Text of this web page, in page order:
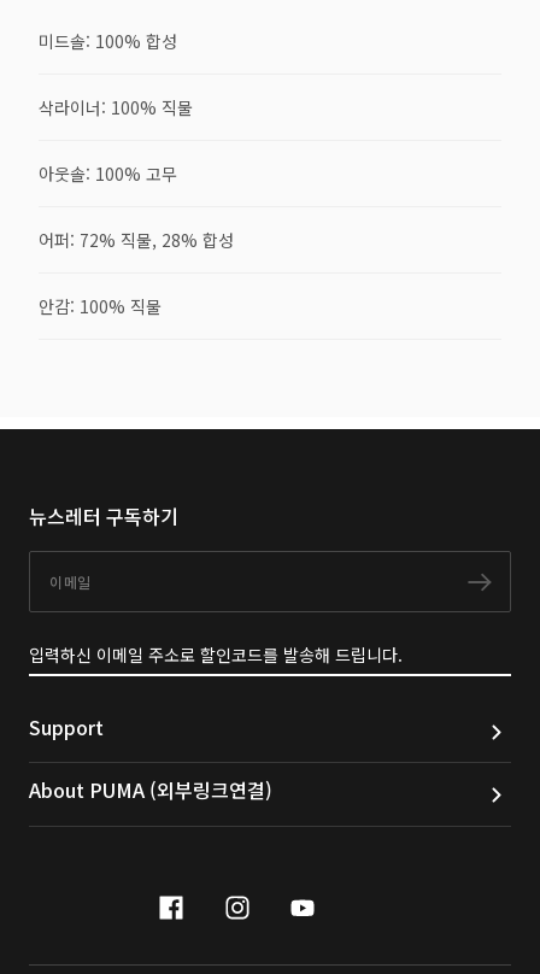
미드솔: 100% 합성
삭라이너: 100% 직물
아웃솔: 100% 고무
어퍼: 72% 직물, 28% 합성
안감: 100% 직물
뉴스레터 구독하기
구독
입력하신 이메일 주소로 할인코드를 발송해 드립니다.
Support
About PUMA (외부링크연결)
facebook
instagram
youtube